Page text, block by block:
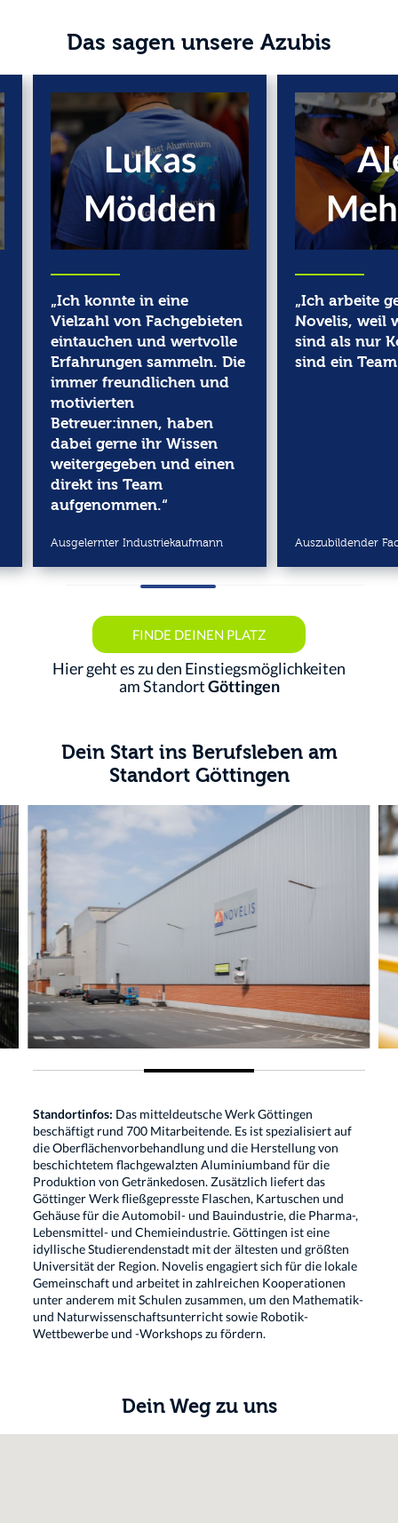
Nachhaltigkeitsprofil zu verbessern.
Das sagen unsere Azubis
Lukas
Mödden
„Ich konnte in eine
Vielzahl von Fachgebieten
eintauchen und wertvolle
Erfahrungen sammeln. Die
immer freundlichen und
motivierten
Betreuer:innen, haben
dabei gerne ihr Wissen
weitergegeben und einen
direkt ins Team
aufgenommen.“
Ausgelernter Industriekaufmann
„Ich arbeite
Novelis, weil
sind als nur
sind ein
Auszubildender
FINDE DEINEN PLATZ
Hier geht es zu den Einstiegs­möglichkeiten
am StandortGöttingen
Dein Start ins Berufsleben am
Standort Göttingen
Standortinfos: Das mitteldeutsche Werk Göttingen
beschäftigt rund 700 Mitarbeitende. Es ist spezialisiert auf
die Oberflächenvorbehandlung und die Herstellung von
beschichtetem flachgewalzten Aluminiumband für die
Produktion von Getränkedosen. Zusätzlich liefert das
Göttinger Werk fließgepresste Flaschen, Kartuschen und
Gehäuse für die Automobil- und Bauindustrie, die Pharma-,
Lebensmittel- und Chemieindustrie. Göttingen ist eine
idyllische Studierendenstadt mit der ältesten und größten
Universität der Region. Novelis engagiert sich für die lokale
Gemeinschaft und arbeitet in zahlreichen Kooperationen
unter anderem mit Schulen zusammen, um den Mathematik-
und Naturwissenschaftsunterricht sowie Robotik-
Wettbewerbe und -Workshops zu fördern.
Dein Weg zu uns